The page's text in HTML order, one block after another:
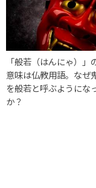
「般若（はんにゃ）」
意味は仏教用語。なぜ
を般若と呼ぶようにな
か？